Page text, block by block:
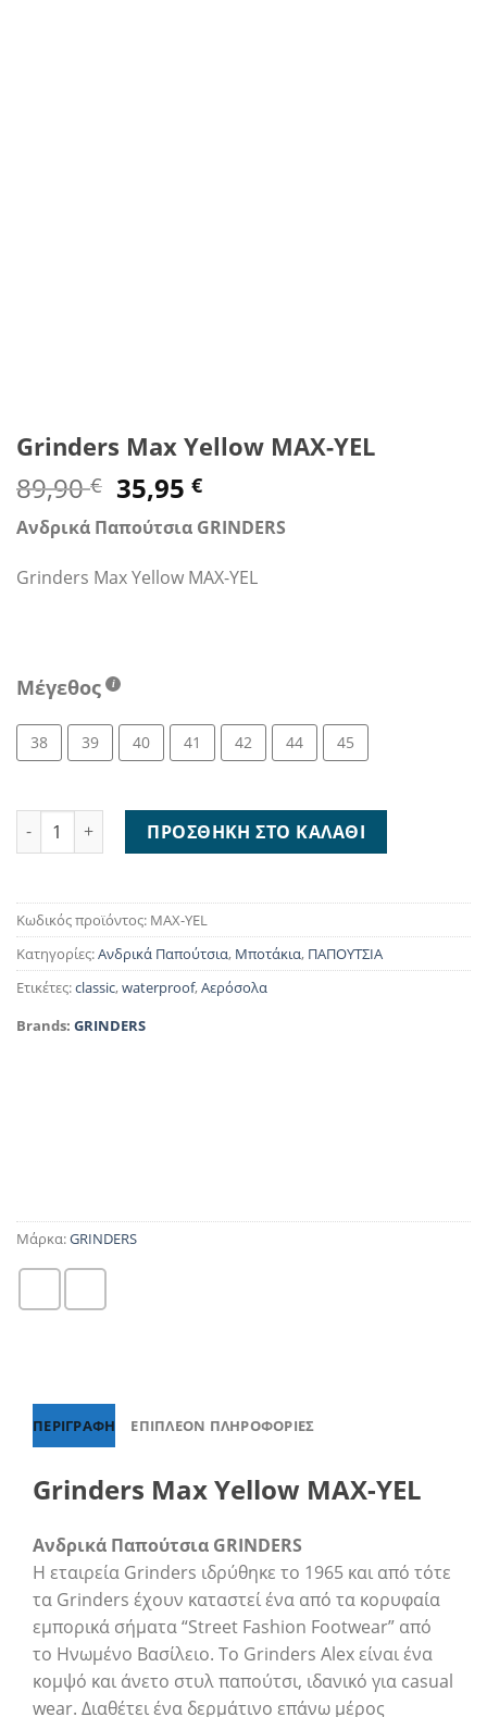
Grinders Max Yellow MAX-YEL
89,90€ Original
price
was:
89,90 €.
35,95€Η
τρέχουσα
τιμή
είναι:
35,95 €.
Ανδρικά Παπούτσια GRINDERS
Grinders Max Yellow MAX-YEL
Μέγεθος
38 39 40 41 42 44 45
Grinders Max Yellow MAX-YEL ποσότητα
ΠΡΟΣΘΉΚΗ ΣΤΟ ΚΑΛΆΘΙ
Κωδικός προϊόντος: MAX-YEL
Κατηγορίες:Ανδρικά Παπούτσια, Μποτάκια, ΠΑΠΟΥΤΣΙΑ
Ετικέτες:classic,waterproof,Αερόσολα
Brands: GRINDERS
Μάρκα:GRINDERS
ΠΕΡΙΓΡΑΦΉ ΕΠΙΠΛΈΟΝ ΠΛΗΡΟΦΟΡΊΕΣ
Grinders Max Yellow MAX-YEL
Ανδρικά Παπούτσια GRINDERS
Η εταιρεία Grinders ιδρύθηκε το 1965 και από τότε
τα Grinders έχουν καταστεί ένα από τα κορυφαία
εμπορικά σήματα “Street Fashion Footwear” από
το Ηνωμένο Βασίλειο. Το Grinders Alex είναι ένα
κομψό και άνετο στυλ παπούτσι, ιδανικό για casual
wear. Διαθέτει ένα δερμάτινο επάνω μέρος